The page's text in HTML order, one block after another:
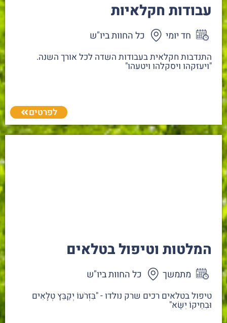
עבודות חקלאיות
חד יומי כל החוות ביו"ש
התנדבות חקלאית בעבודות השדה לכל אורך השנה.
"ויעזקהו ויסקלהו ויטעהו"
לפרטים
המלטות וטיפול בטלאים
מתמשך כל החוות ביו"ש
טיפול בטלאים רכים שרק נולדו - "בִּזְרֹעוֹ יְקַבֵּץ טְלָאִים
וּבְחֵיקוֹ יִשָּׂא"